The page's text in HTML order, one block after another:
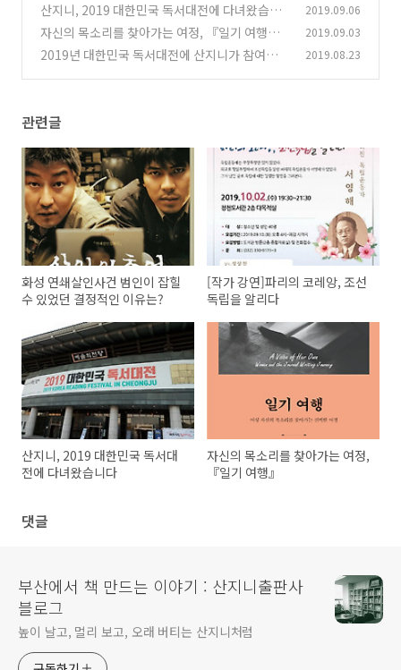
(0)
산지니, 2019 대한민국 독서대전에 다녀왔습니
다 (2)
2019.09.06
자신의 목소리를 찾아가는 여정, 『일기 여행』
(2)
2019.09.03
2019년 대한민국 독서대전에 산지니가 참여합니
2019.08.23
관련글
화성 연쇄살인사건 범인이 잡힐
수 있었던 결정적인 이유는?
[작가 강연]파리의 코레앙, 조선
독립을 알리다
산지니, 2019 대한민국 독서대
전에 다녀왔습니다
자신의 목소리를 찾아가는 여정,
『일기 여행』
댓글
부산에서 책 만드는 이야기 : 산지니출판사
블로그
높이 날고, 멀리 보고, 오래 버티는 산지니처럼